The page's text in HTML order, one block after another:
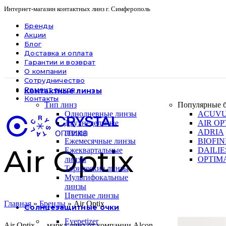
Интернет-магазин контактных линз г. Симферополь
Бренды
Акции
Блог
Доставка и оплата
Гарантии и возврат
О компании
Сотрудничество
Ремонт очков
Контакты
Контактные линзы
Тип линз
Однодневные линзы
Двухнедельные
линзы
Ежемесячные линзы
Ежеквартальные
линзы
Торические линзы
Мультифокальные
линзы
Цветные линзы
Популярные
AIR
ADRIA
Солнцезащитные очки
Eyepetizer
Air Optix
Главная » Бренды » Air Optix